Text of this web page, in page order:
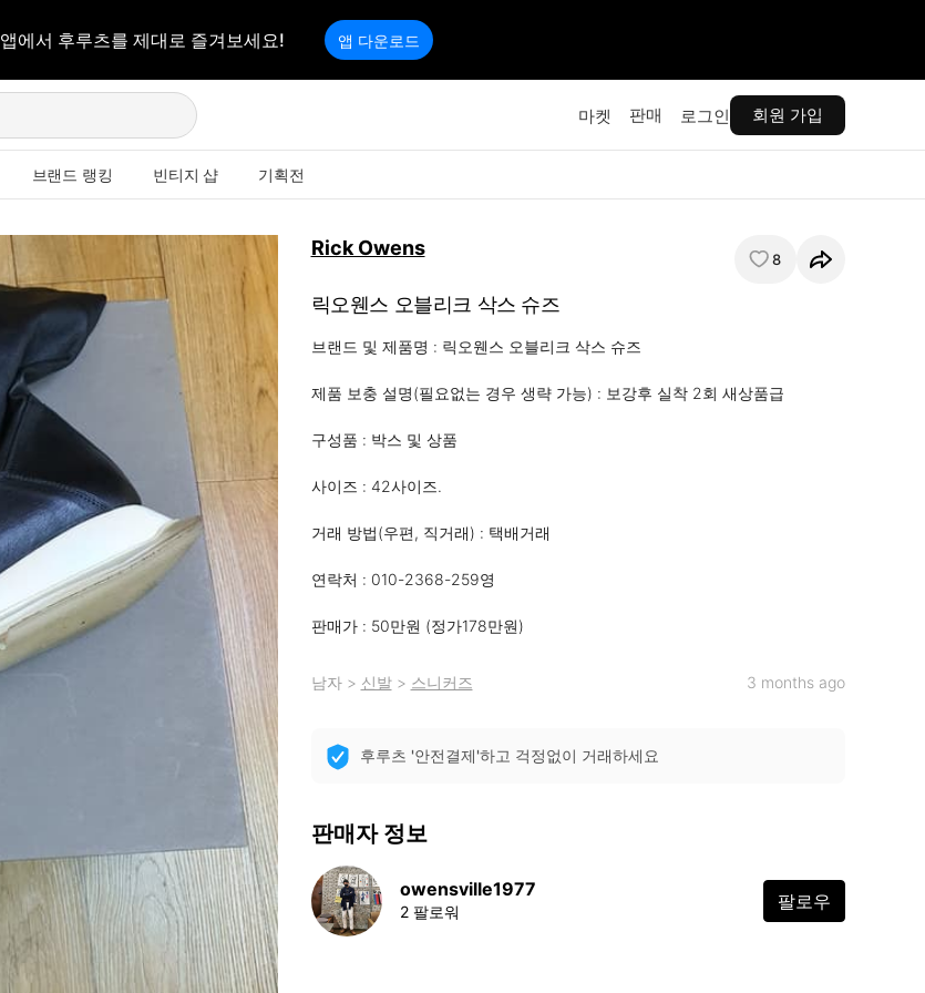
앱에서 후루츠를 제대로 즐겨보세요! 앱 다운로드
마켓 판매 로그인 회원 가입
브랜드 랭킹 빈티지 샵 기획전
Rick Owens 8
릭오웬스 오블리크 삭스 슈즈
브랜드 및 제품명 : 릭오웬스 오블리크 삭스 슈즈
제품 보충 설명(필요없는 경우 생략 가능) : 보강후 실착 2회 새상품급
구성품 : 박스 및 상품
사이즈 : 42사이즈.
거래 방법(우편, 직거래) : 택배거래
연락처 : 010-2368-259영
판매가 : 50만원 (정가178만원)
남자> 신발> 스니커즈 3 months ago
후루츠 '안전결제'하고 걱정없이 거래하세요
판매자 정보
owensville1977
2 팔로워 팔로우